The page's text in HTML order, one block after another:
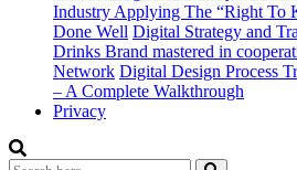
Industry Applying The “Right To
Done Well Digital Strategy and
Drinks Brand mastered in
Network Digital Design Process
– A Complete Walkthrough
Privacy